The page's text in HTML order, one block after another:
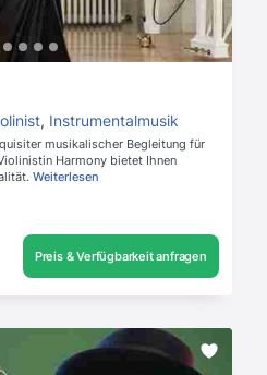
, Instrumentalmusik
musikalischer Begleitung für
Harmony bietet Ihnen
Weiterlesen
Preis & Verfügbarkeit anfragen